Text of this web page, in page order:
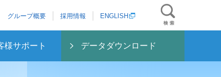
グループ概要 採用情報 ENGLISH
様サポート データダウンロード